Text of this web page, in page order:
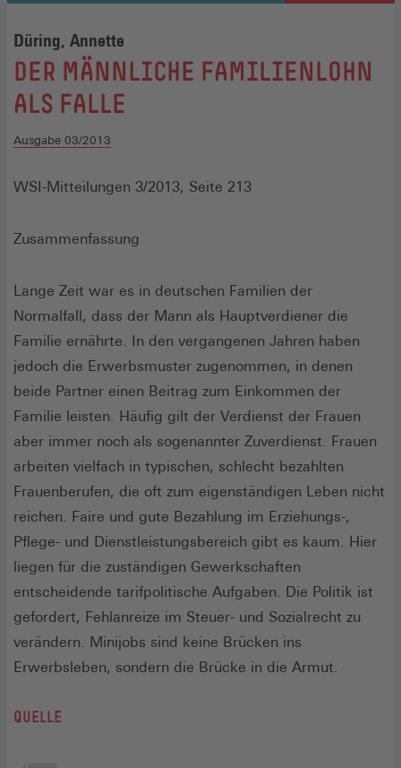
Düring, Annette
:
DER MÄNNLICHE FAMILIENLOHN
ALS FALLE
Ausgabe 03/2013
WSI-Mitteilungen 3/2013, Seite 213
Zusammenfassung
Lange Zeit war es in deutschen Familien der
Normalfall, dass der Mann als Hauptverdiener die
Familie ernährte. In den vergangenen Jahren haben
jedoch die Erwerbsmuster zugenommen, in denen
beide Partner einen Beitrag zum Einkommen der
Familie leisten. Häufig gilt der Verdienst der Frauen
aber immer noch als sogenannter Zuverdienst. Frauen
arbeiten vielfach in typischen, schlecht bezahlten
Frauenberufen, die oft zum eigenständigen Leben nicht
reichen. Faire und gute Bezahlung im Erziehungs-,
Pflege- und Dienstleistungsbereich gibt es kaum. Hier
liegen für die zuständigen Gewerkschaften
entscheidende tarifpolitische Aufgaben. Die Politik ist
gefordert, Fehlanreize im Steuer- und Sozialrecht zu
verändern. Minijobs sind keine Brücken ins
Erwerbsleben, sondern die Brücke in die Armut.
QUELLE